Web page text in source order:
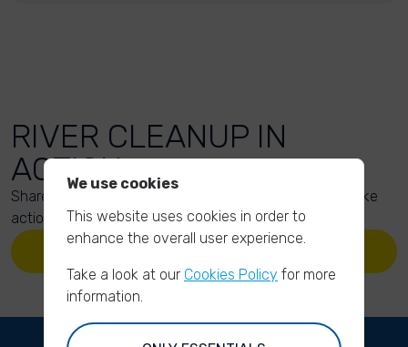
RIVER CLEANUP IN
ACTION
Share your action photos here and inspire others to take
action too!
UPLOAD YOUR PHOTOS
We use cookies
This website uses cookies in order to
enhance the overall user experience.
Take a look at our Cookies Policy for more
information.